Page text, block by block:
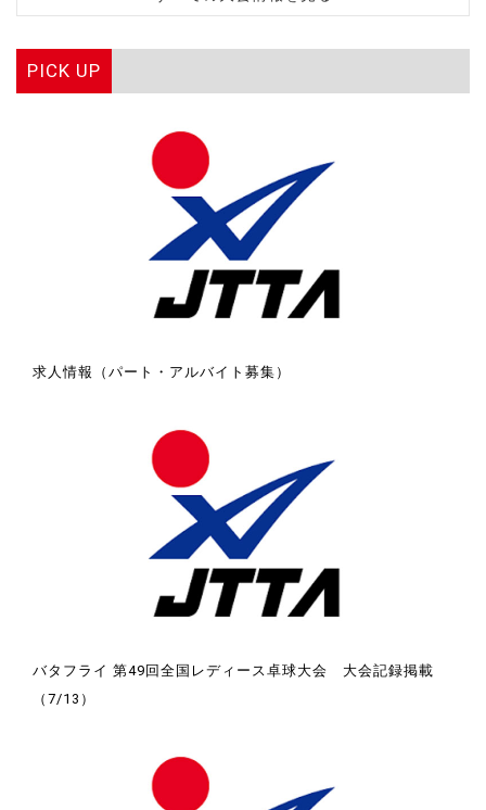
PICK UP
求人情報（パート・アルバイト募集）
バタフライ 第49回全国レディース卓球大会 大会記録掲載
（7/13）